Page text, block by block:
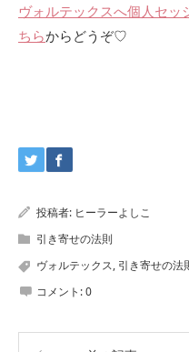
ヴォルテックスへ個人セッ
ちらからどうぞ♡
投稿者: ヒーラーよしこ
引き寄せの法則
ヴォルテックス, 引き寄せの法
コメント:0